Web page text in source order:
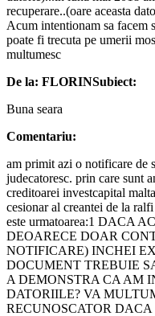
recuperare..(oare aceasta
Acum intentionam sa facem
poate fi trecuta pe umerii
multumesc
De la: FLORINSubiect:
Buna seara
Comentariu:
am primit azi o notificare de
judecatoresc. prin care sunt
creditoarei investcapital
cesionar al creantei de la
este urmatoarea:1 DACA
DEOARECE DOAR
NOTIFICARE) INCHEI
DOCUMENT TREBUIE
A DEMONSTRA CA AM
DATORIILE? VA
RECUNOSCATOR